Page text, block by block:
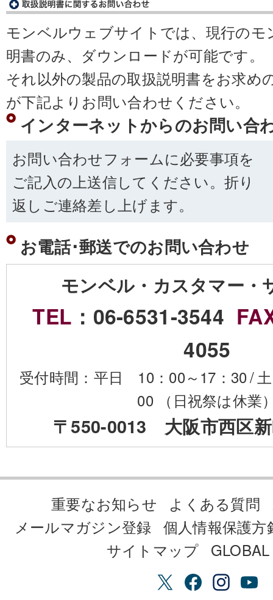
モンベルウェブサイトでは、現行のモ
明書のみ、ダウンロードが可能です。
それ以外の製品の取扱説明書をお求め
が下記よりお問い合わせください。
インターネットからのお問い合
お問い合わせフォームに必要事項を
ご記入の上送信してください。折り
返しご連絡差し上げます。
お電話･郵送でのお問い合わせ
モンベル・カスタマー・
TEL ：06-6531-3544
4055
受付時間：平日 10：00～17：30/
00 （日祝祭は休業
〒550-0013 大阪市西区
重要なお知らせ よくある質問
メールマガジン登録 個人情報保護方
サイトマップ